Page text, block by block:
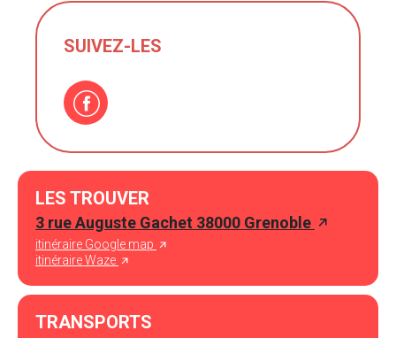
SUIVEZ-LES
LES TROUVER
3 rue Auguste Gachet 38000 Grenoble
itinéraire Google map
itinéraire Waze
TRANSPORTS